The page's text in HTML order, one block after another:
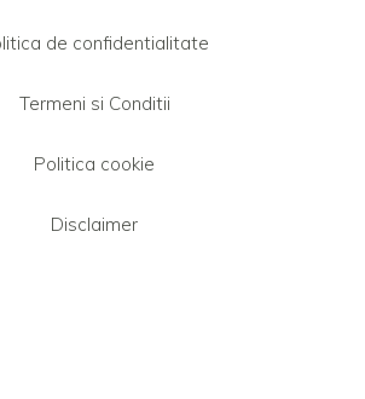
de confidentialitate
Termeni si Conditii
Politica cookie
Disclaimer